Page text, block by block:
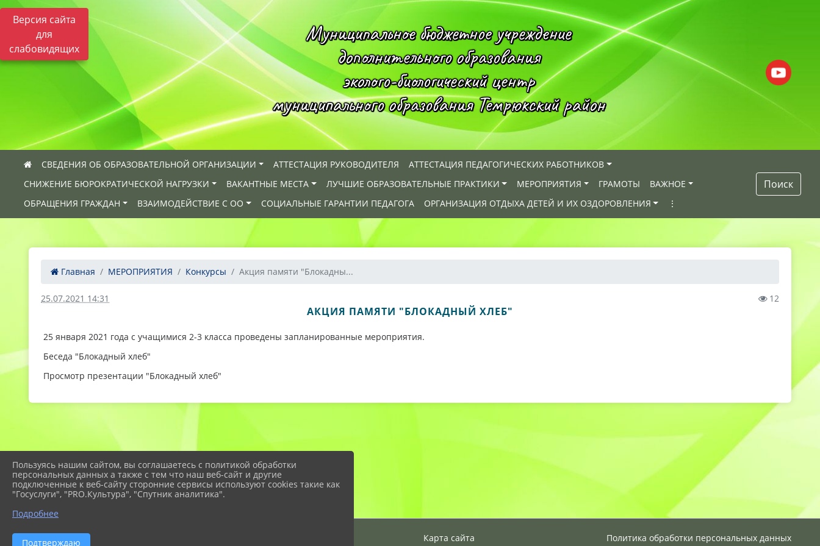
Версия сайта
для
слабовидящих
Муниципальное бюджетное учреждение
дополнительного образования
эколого-биологический центр
муниципального образования Темрюкский район
СВЕДЕНИЯ ОБ ОБРАЗОВАТЕЛЬНОЙ ОРГАНИЗАЦИИ АТТЕСТАЦИЯ РУКОВОДИТЕЛЯ
АТТЕСТАЦИЯ ПЕДАГОГИЧЕСКИХ РАБОТНИКОВ
СНИЖЕНИЕ БЮРОКРАТИЧЕСКОЙ НАГРУЗКИ
ВАКАНТНЫЕ МЕСТА ЛУЧШИЕ ОБРАЗОВАТЕЛЬНЫЕ ПРАКТИКИ МЕРОПРИЯТИЯ ГРАМОТЫ
ВАЖНОЕ
ОБРАЩЕНИЯ ГРАЖДАН
ВЗАИМОДЕЙСТВИЕ С ОО СОЦИАЛЬНЫЕ ГАРАНТИИ ПЕДАГОГА ОРГАНИЗАЦИЯ ОТДЫХА ДЕТЕЙ И ИХ ОЗДОРОВЛЕНИЯ ⋮
Поиск
Главная МЕРОПРИЯТИЯ Конкурсы Акция памяти "Блокадны...
25.07.2021 14:31 12
АКЦИЯ ПАМЯТИ "БЛОКАДНЫЙ ХЛЕБ"
25 января 2021 года с учащимися 2-3 класса проведены запланированные мероприятия.
Беседа "Блокадный хлеб"
Просмотр презентации "Блокадный хлеб"
2026 г. eco-centr.temr23.ru Карта сайта Политика обработки персональных данных
Пользуясь нашим сайтом, вы соглашаетесь с политикой обработки
персональных данных а также с тем что наш веб-сайт и другие
подключенные к веб-сайту сторонние сервисы используют cookies такие как
"Госуслуги", "PRO.Культура", "Спутник аналитика".
Подробнее
Подтверждаю